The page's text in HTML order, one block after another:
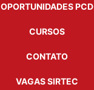
OPORTUNIDADES PCD
CURSOS
CONTATO
VAGAS SIRTEC